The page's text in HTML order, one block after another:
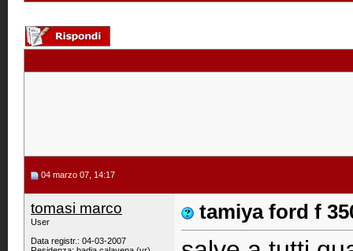
04 marzo 07, 14:17
tomasi marco
User
Data registr.: 04-03-2007
tamiya ford f